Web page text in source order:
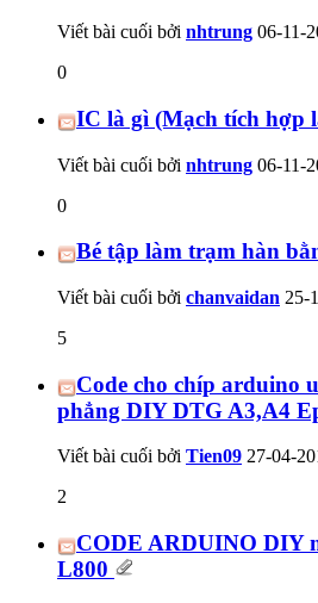
Viết bài cuối bởi nhtrung 06-11-
0
IC là gì (Mạch tích hợp
Viết bài cuối bởi nhtrung 06-11-
0
Bé tập làm trạm hàn
Viết bài cuối bởi chanvaidan 25-
5
Code cho chíp arduino
phẳng DIY DTG A3,A4
Viết bài cuối bởi Tien09 27-04-
2
CODE ARDUINO DIY
L800